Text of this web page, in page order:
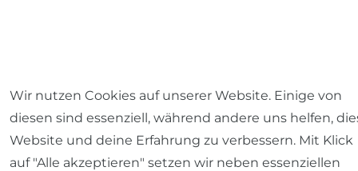
Wir nutzen Cookies auf unserer Website. Einige von
diesen sind essenziell, während andere uns helfen,
Website und deine Erfahrung zu verbessern. Mit Klick
auf "Alle akzeptieren" setzen wir neben essenziellen